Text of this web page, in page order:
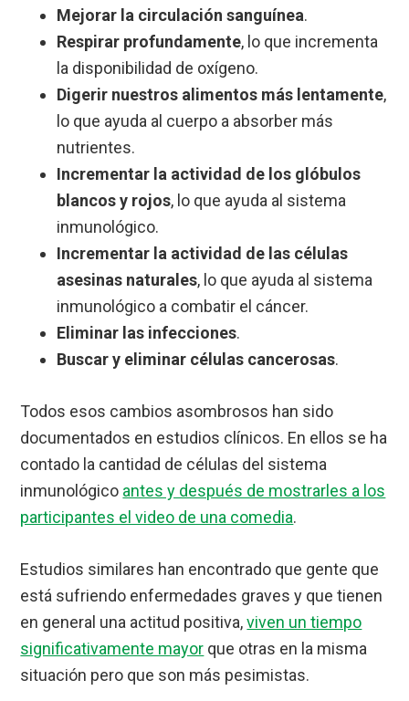
Mejorar la circulación sanguínea.
Respirar profundamente, lo que incrementa
la disponibilidad de oxígeno.
Digerir nuestros alimentos más lentamente,
lo que ayuda al cuerpo a absorber más
nutrientes.
Incrementar la actividad de los glóbulos
blancos y rojos, lo que ayuda al sistema
inmunológico.
Incrementar la actividad de las células
asesinas naturales, lo que ayuda al sistema
inmunológico a combatir el cáncer.
Eliminar las infecciones.
Buscar y eliminar células cancerosas.
Todos esos cambios asombrosos han sido
documentados en estudios clínicos. En ellos se ha
contado la cantidad de células del sistema
inmunológico antes y después de mostrarles a los
participantes el video de una comedia.
Estudios similares han encontrado que gente que
está sufriendo enfermedades graves y que tienen
en general una actitud positiva,viven un tiempo
significativamente mayor que otras en la misma
situación pero que son más pesimistas.